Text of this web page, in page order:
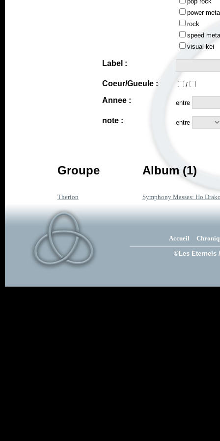
power
rock
speed
visual kei
Label :
Coeur/Gueule : /
Annee : entre
note : entre
Groupe Album (1)
Therion Symphony Masses: Ho
Accueil
©Les Eternels